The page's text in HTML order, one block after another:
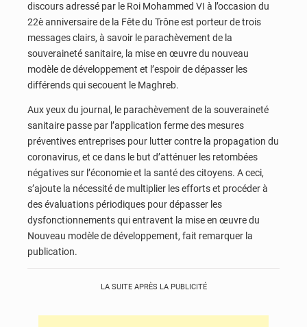
discours adressé par le Roi Mohammed VI à l’occasion du
22è anniversaire de la Fête du Trône est porteur de trois
messages clairs, à savoir le parachèvement de la
souveraineté sanitaire, la mise en œuvre du nouveau
modèle de développement et l’espoir de dépasser les
différends qui secouent le Maghreb.
Aux yeux du journal, le parachèvement de la souveraineté
sanitaire passe par l’application ferme des mesures
préventives entreprises pour lutter contre la propagation du
coronavirus, et ce dans le but d’atténuer les retombées
négatives sur l’économie et la santé des citoyens. A ceci,
s’ajoute la nécessité de multiplier les efforts et procéder à
des évaluations périodiques pour dépasser les
dysfonctionnements qui entravent la mise en œuvre du
Nouveau modèle de développement, fait remarquer la
publication.
LA SUITE APRÈS LA PUBLICITÉ